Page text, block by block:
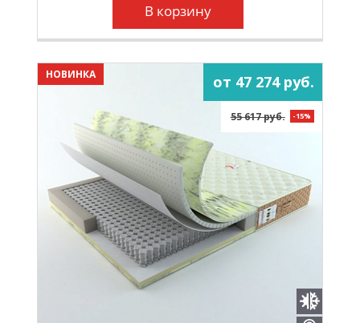
В корзину
НОВИНКА от 47 274 руб.
55 617 руб. -15%